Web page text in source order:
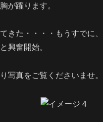
が躍ります。
きた・・・・もうすでに
興奮開始。
写真をご覧くださいませ。